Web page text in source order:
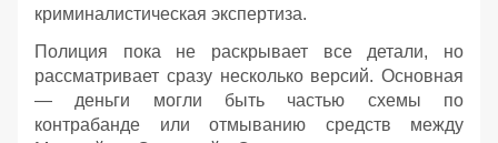
криминалистическая экспертиза.
Полиция пока не раскрывает все детали, но
рассматривает сразу несколько версий. Основная
— деньги могли быть частью схемы по
контрабанде или отмыванию средств между